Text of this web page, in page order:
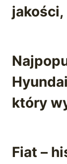
który
Fiat –